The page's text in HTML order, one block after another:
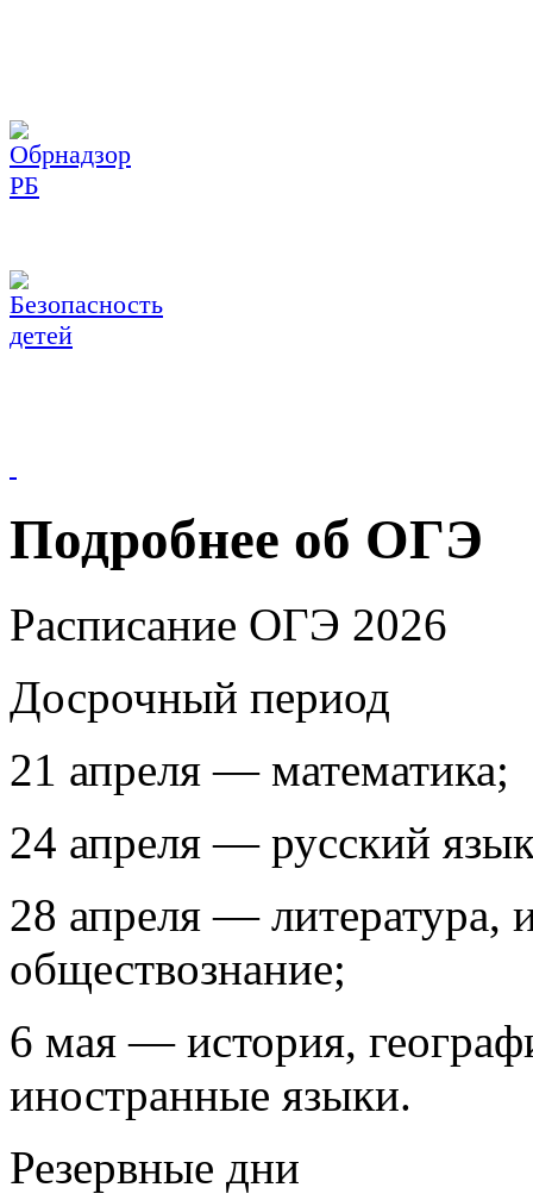
Подробнее об ОГЭ
Расписание ОГЭ 2026
Досрочный период
21 апреля — математика;
24 апреля — русский
28 апреля — литература,
обществознание;
6 мая — история,
иностранные языки.
Резервные дни